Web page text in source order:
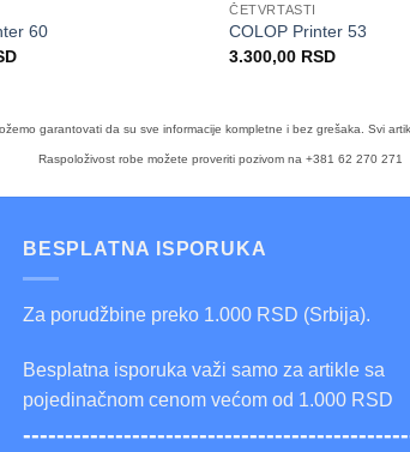
60
ČETVRTASTI
COLOP Printer 53
3.300,00 RSD
garantovati da su sve informacije kompletne i bez grešaka. Svi
Raspoloživost robe možete proveriti pozivom na +381 62 270 271
BESPLATNA ISPORUKA
Za porudžbine preko 1.000 RSD (Srbija).
Besplatna isporuka važi samo za artikle sa
pojedinačnom cenom većom od 1.000 RSD